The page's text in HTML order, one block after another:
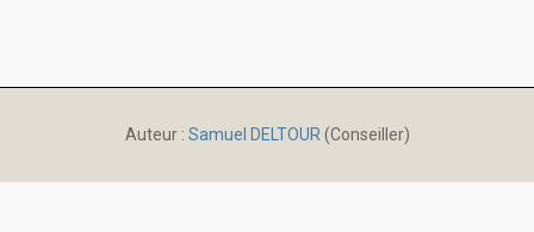
Auteur : Samuel DELTOUR (Conseiller)